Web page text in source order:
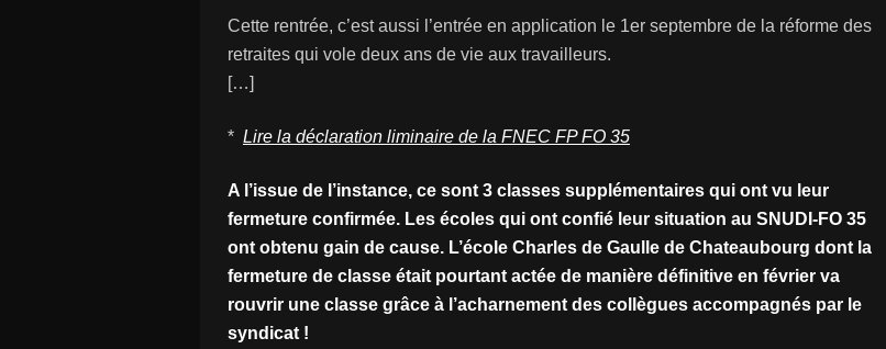
Cette rentrée, c’est aussi l’entrée en application le 1er septembre de la réforme des
retraites qui vole deux ans de vie aux travailleurs.
[…]
* Lire la déclaration liminaire de la FNEC FP FO 35
A l’issue de l’instance, ce sont 3 classes supplémentaires qui ont vu leur
fermeture confirmée. Les écoles qui ont confié leur situation au SNUDI-FO 35
ont obtenu gain de cause. L’école Charles de Gaulle de Chateaubourg dont la
fermeture de classe était pourtant actée de manière définitive en février va
rouvrir une classe grâce à l’acharnement des collègues accompagnés par le
syndicat !